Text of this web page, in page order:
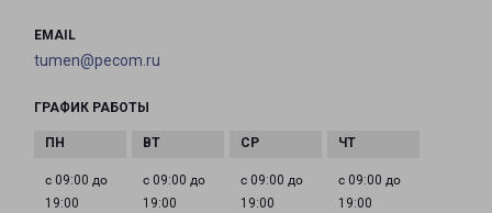
EMAIL
tumen@pecom.ru
ГРАФИК РАБОТЫ
с 09:00 до
19:00
с 09:00 до
19:00
с 09:00 до
19:00
с 09:00 до
19:00